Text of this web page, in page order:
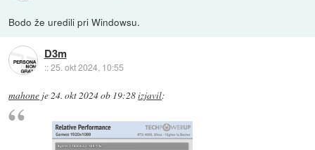
Bodo že uredili pri Windowsu.
D3m
::25. okt 2024, 10:55
mahone je 24. okt 2024 ob 19:28izjavil: